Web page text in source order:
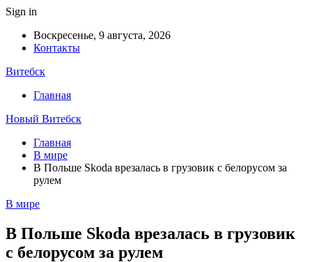
Sign in
Воскресенье, 9 августа, 2026
Контакты
Витебск
Главная
Новый Витебск
Главная
В мире
В Польше Skoda врезалась в грузовик с белорусом за
рулем
В мире
В Польше Skoda врезалась в грузовик
с белорусом за рулем